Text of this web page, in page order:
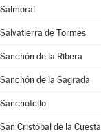
Salmoral
Salvatierra de Tormes
Sanchón de la Ribera
Sanchón de la Sagrada
Sanchotello
San Cristóbal de la Cuesta